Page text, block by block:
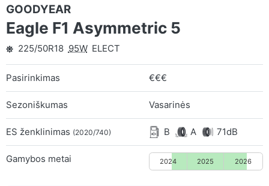
GOODYEAR
Eagle F1 Asymmetric 5
225/50R18 95W ELECT
Pasirinkimas €€€
Sezoniškumas Vasarinės
ES ženklinimas (2020/740) B A 71dB
Gamybos metai 2024 2025 2026